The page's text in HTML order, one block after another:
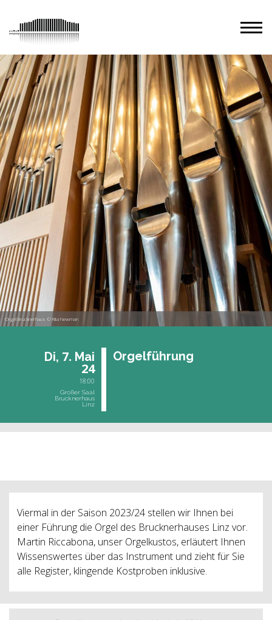
Orgel Brucknerhaus © Rita Newman
Di, 7. Mai
24
18:00
Großer Saal
Brucknerhaus
Linz
Or­gel­füh­rung
Viermal in der Saison 2023/24 stellen wir Ihnen bei
einer Führung die Orgel des Brucknerhauses Linz vor.
Martin Riccabona, unser Orgelkustos, erläutert Ihnen
Wissenswertes über das Instrument und zieht für Sie
alle Register, klingende Kostproben inklusive.